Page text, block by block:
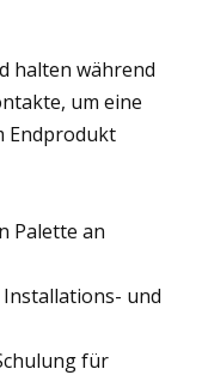
halten während
um eine
Endprodukt
Palette an
Installations- und
für